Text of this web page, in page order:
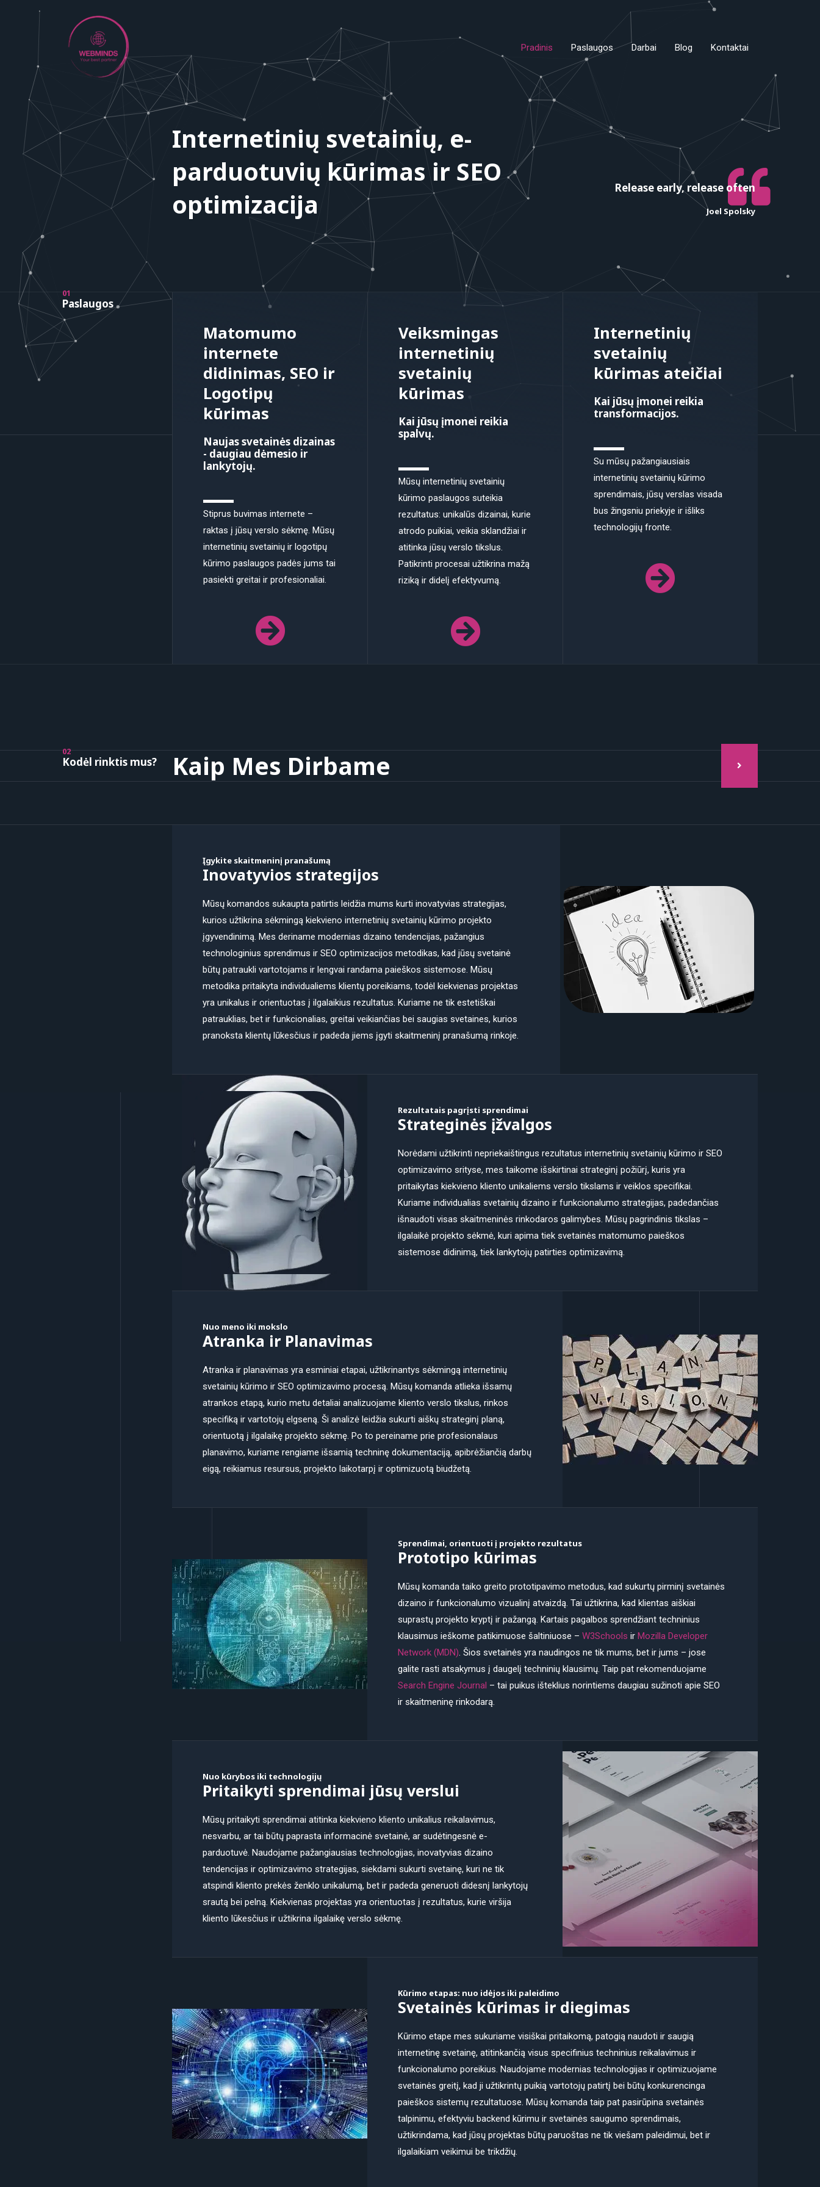
Pradinis Paslaugos Darbai Blog Kontaktai
Internetinių svetainių, e-
parduotuvių kūrimas ir SEO
optimizacija
Release early, release often
Joel Spolsky
01
Paslaugos
Matomumo
internete
didinimas, SEO ir
Logotipų
kūrimas
Naujas svetainės dizainas
- daugiau dėmesio ir
lankytojų.
Stiprus buvimas internete –
raktas į jūsų verslo sėkmę. Mūsų
internetinių svetainių ir logotipų
kūrimo paslaugos padės jums tai
pasiekti greitai ir profesionaliai.
Veiksmingas
internetinių
svetainių
kūrimas
Kai jūsų įmonei reikia
spalvų.
Mūsų internetinių svetainių
kūrimo paslaugos suteikia
rezultatus: unikalūs dizainai, kurie
atrodo puikiai, veikia sklandžiai ir
atitinka jūsų verslo tikslus.
Patikrinti procesai užtikrina mažą
riziką ir didelį efektyvumą.
Internetinių
svetainių
kūrimas ateičiai
Kai jūsų įmonei reikia
transformacijos.
Su mūsų pažangiausiais
internetinių svetainių kūrimo
sprendimais, jūsų verslas visada
bus žingsniu priekyje ir išliks
technologijų fronte.
02
Kodėl rinktis mus? Kaip Mes Dirbame
Įgykite skaitmeninį pranašumą
Inovatyvios strategijos
Mūsų komandos sukaupta patirtis leidžia mums kurti inovatyvias strategijas,
kurios užtikrina sėkmingą kiekvieno internetinių svetainių kūrimo projekto
įgyvendinimą. Mes deriname modernias dizaino tendencijas, pažangius
technologinius sprendimus ir SEO optimizacijos metodikas, kad jūsų svetainė
būtų patraukli vartotojams ir lengvai randama paieškos sistemose. Mūsų
metodika pritaikyta individualiems klientų poreikiams, todėl kiekvienas projektas
yra unikalus ir orientuotas į ilgalaikius rezultatus. Kuriame ne tik estetiškai
patrauklias, bet ir funkcionalias, greitai veikiančias bei saugias svetaines, kurios
pranoksta klientų lūkesčius ir padeda jiems įgyti skaitmeninį pranašumą rinkoje.
Rezultatais pagrįsti sprendimai
Strateginės įžvalgos
Norėdami užtikrinti nepriekaištingus rezultatus internetinių svetainių kūrimo ir SEO
optimizavimo srityse, mes taikome išskirtinai strateginį požiūrį, kuris yra
pritaikytas kiekvieno kliento unikaliems verslo tikslams ir veiklos specifikai.
Kuriame individualias svetainių dizaino ir funkcionalumo strategijas, padedančias
išnaudoti visas skaitmeninės rinkodaros galimybes. Mūsų pagrindinis tikslas –
ilgalaikė projekto sėkmė, kuri apima tiek svetainės matomumo paieškos
sistemose didinimą, tiek lankytojų patirties optimizavimą.
Nuo meno iki mokslo
Atranka ir Planavimas
Atranka ir planavimas yra esminiai etapai, užtikrinantys sėkmingą internetinių
svetainių kūrimo ir SEO optimizavimo procesą. Mūsų komanda atlieka išsamų
atrankos etapą, kurio metu detaliai analizuojame kliento verslo tikslus, rinkos
specifiką ir vartotojų elgseną. Ši analizė leidžia sukurti aiškų strateginį planą,
orientuotą į ilgalaikę projekto sėkmę. Po to pereiname prie profesionalaus
planavimo, kuriame rengiame išsamią techninę dokumentaciją, apibrėžiančią darbų
eigą, reikiamus resursus, projekto laikotarpį ir optimizuotą biudžetą.
Sprendimai, orientuoti į projekto rezultatus
Prototipo kūrimas
Mūsų komanda taiko greito prototipavimo metodus, kad sukurtų pirminį svetainės
dizaino ir funkcionalumo vizualinį atvaizdą. Tai užtikrina, kad klientas aiškiai
suprastų projekto kryptį ir pažangą. Kartais pagalbos sprendžiant techninius
klausimus ieškome patikimuose šaltiniuose –W3Schools irMozilla Developer
Network (MDN). Šios svetainės yra naudingos ne tik mums, bet ir jums – jose
galite rasti atsakymus į daugelį techninių klausimų. Taip pat rekomenduojame
Search Engine Journal – tai puikus išteklius norintiems daugiau sužinoti apie SEO
ir skaitmeninę rinkodarą.
Nuo kūrybos iki technologijų
Pritaikyti sprendimai jūsų verslui
Mūsų pritaikyti sprendimai atitinka kiekvieno kliento unikalius reikalavimus,
nesvarbu, ar tai būtų paprasta informacinė svetainė, ar sudėtingesnė e-
parduotuvė. Naudojame pažangiausias technologijas, inovatyvias dizaino
tendencijas ir optimizavimo strategijas, siekdami sukurti svetainę, kuri ne tik
atspindi kliento prekės ženklo unikalumą, bet ir padeda generuoti didesnį lankytojų
srautą bei pelną. Kiekvienas projektas yra orientuotas į rezultatus, kurie viršija
kliento lūkesčius ir užtikrina ilgalaikę verslo sėkmę.
Kūrimo etapas: nuo idėjos iki paleidimo
Svetainės kūrimas ir diegimas
Kūrimo etape mes sukuriame visiškai pritaikomą, patogią naudoti ir saugią
internetinę svetainę, atitinkančią visus specifinius techninius reikalavimus ir
funkcionalumo poreikius. Naudojame modernias technologijas ir optimizuojame
svetainės greitį, kad ji užtikrintų puikią vartotojų patirtį bei būtų konkurencinga
paieškos sistemų rezultatuose. Mūsų komanda taip pat pasirūpina svetainės
talpinimu, efektyviu backend kūrimu ir svetainės saugumo sprendimais,
užtikrindama, kad jūsų projektas būtų paruoštas ne tik viešam paleidimui, bet ir
ilgalaikiam veikimui be trikdžių.